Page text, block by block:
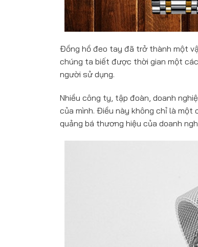
Đồng hồ đeo tay đã trở thành một
chúng ta biết được thời gian một
người sử dụng.
Nhiều công ty, tập đoàn, doanh
của mình. Điều này không chỉ là một
quảng bá thương hiệu của doanh